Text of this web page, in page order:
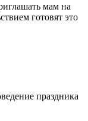
мам на
готовят это
праздника